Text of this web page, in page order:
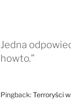
Jedna
howto.”
Pingback:Terroryści